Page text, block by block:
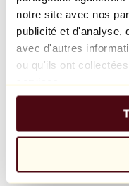
notre site avec nos
publicité et d'analyse,
avec d'autres
ou qu'ils ont
Balloon Dog
Jeff Koons
10 000 €
Tous
Tous